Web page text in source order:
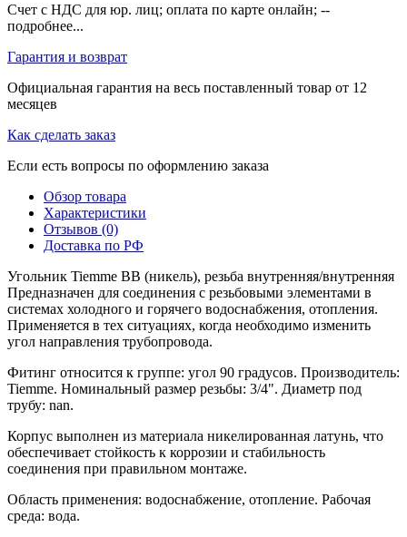
Счет с НДС для юр. лиц; оплата по карте онлайн; --
подробнее...
Гарантия и возврат
Официальная гарантия на весь поставленный товар от 12
месяцев
Как сделать заказ
Если есть вопросы по оформлению заказа
Обзор товара
Характеристики
Отзывов (0)
Доставка по РФ
Угольник Tiemme ВВ (никель), резьба внутренняя/внутренняя
Предназначен для соединения с резьбовыми элементами в
системах холодного и горячего водоснабжения, отопления.
Применяется в тех ситуациях, когда необходимо изменить
угол направления трубопровода.
Фитинг относится к группе: угол 90 градусов. Производитель:
Tiemme. Номинальный размер резьбы: 3/4". Диаметр под
трубу: nan.
Корпус выполнен из материала никелированная латунь, что
обеспечивает стойкость к коррозии и стабильность
соединения при правильном монтаже.
Область применения: водоснабжение, отопление. Рабочая
среда: вода.